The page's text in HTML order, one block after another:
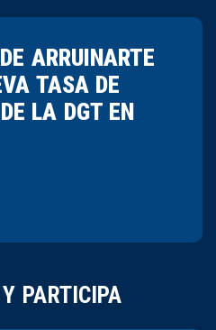
ARRUINARTE
TASA DE
LA DGT EN
PARTICIPA